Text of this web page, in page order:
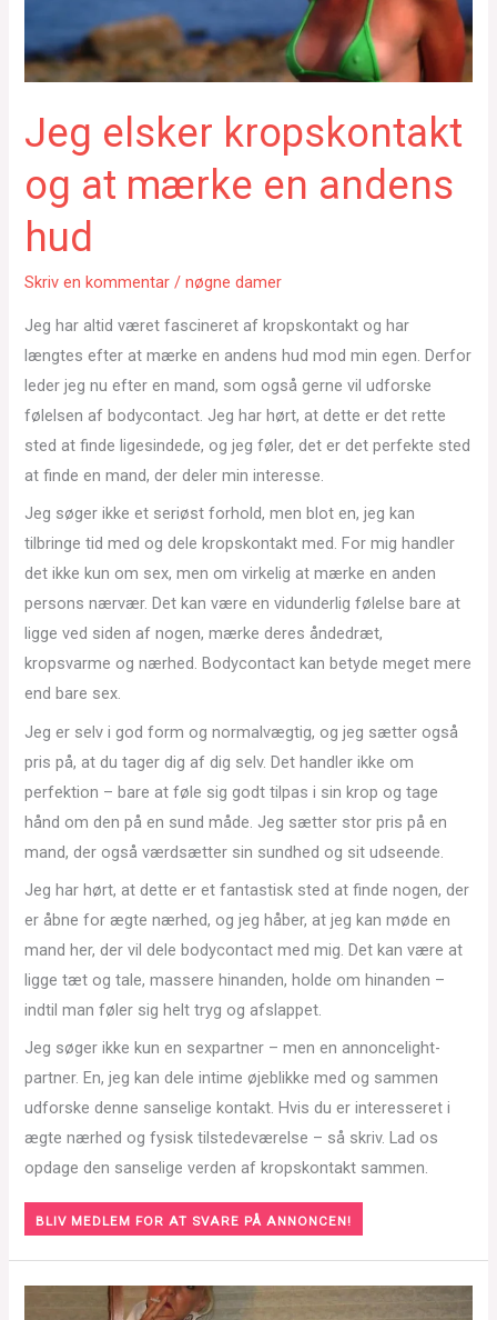
Jeg elsker kropskontakt
og at mærke en andens
hud
Skriv en kommentar /nøgne damer
Jeg har altid været fascineret af kropskontakt og har
længtes efter at mærke en andens hud mod min egen. Derfor
leder jeg nu efter en mand, som også gerne vil udforske
følelsen af bodycontact. Jeg har hørt, at dette er det rette
sted at finde ligesindede, og jeg føler, det er det perfekte sted
at finde en mand, der deler min interesse.
Jeg søger ikke et seriøst forhold, men blot en, jeg kan
tilbringe tid med og dele kropskontakt med. For mig handler
det ikke kun om sex, men om virkelig at mærke en anden
persons nærvær. Det kan være en vidunderlig følelse bare at
ligge ved siden af nogen, mærke deres åndedræt,
kropsvarme og nærhed. Bodycontact kan betyde meget mere
end bare sex.
Jeg er selv i god form og normalvægtig, og jeg sætter også
pris på, at du tager dig af dig selv. Det handler ikke om
perfektion – bare at føle sig godt tilpas i sin krop og tage
hånd om den på en sund måde. Jeg sætter stor pris på en
mand, der også værdsætter sin sundhed og sit udseende.
Jeg har hørt, at dette er et fantastisk sted at finde nogen, der
er åbne for ægte nærhed, og jeg håber, at jeg kan møde en
mand her, der vil dele bodycontact med mig. Det kan være at
ligge tæt og tale, massere hinanden, holde om hinanden –
indtil man føler sig helt tryg og afslappet.
Jeg søger ikke kun en sexpartner – men en annoncelight-
partner. En, jeg kan dele intime øjeblikke med og sammen
udforske denne sanselige kontakt. Hvis du er interesseret i
ægte nærhed og fysisk tilstedeværelse – så skriv. Lad os
opdage den sanselige verden af kropskontakt sammen.
BLIV MEDLEM FOR AT SVARE PÅ ANNONCEN!